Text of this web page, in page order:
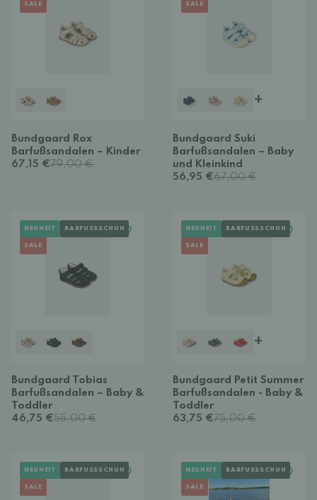
SALE
Bundgaard Rox
Barfußsandalen – Kinder
67,15 €79,00 €
+
SALE
Bundgaard Suki
Barfußsandalen – Baby
und Kleinkind
56,95 €67,00 €
NEUHEIT BARFUSSSCHUH
SALE
Bundgaard Tobias
Barfußsandalen – Baby &
Toddler
46,75 €55,00 €
+
NEUHEIT BARFUSSSCHUH
SALE
Bundgaard Petit Summer
Barfußsandalen - Baby &
Toddler
63,75 €75,00 €
NEUHEIT BARFUSSSCHUH
SALE
NEUHEIT BARFUSSSCHUH
SALE